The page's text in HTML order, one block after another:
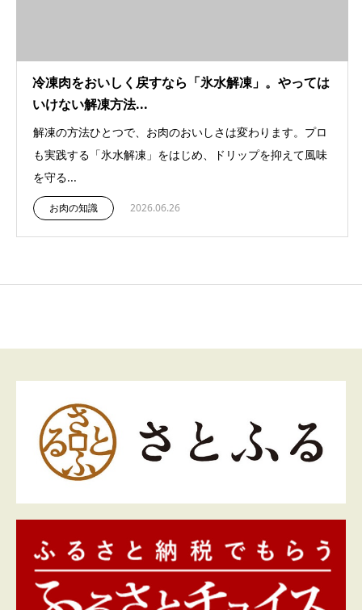
冷凍肉をおいしく戻すなら「氷水解凍」。やっては
いけない解凍方法...
解凍の方法ひとつで、お肉のおいしさは変わります。プロ
も実践する「氷水解凍」をはじめ、ドリップを抑えて風味
を守る...
お肉の知識 2026.06.26